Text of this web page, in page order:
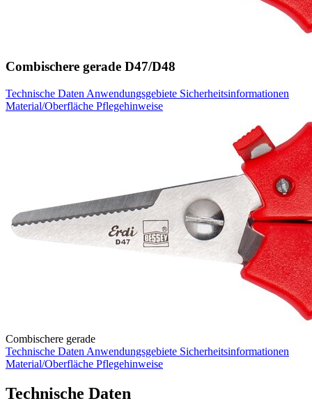
Combischere gerade D47/D48
Technische Daten Anwendungsgebiete Sicherheitsinformationen
Material/Oberfläche Pflegehinweise
Combischere gerade
Technische Daten Anwendungsgebiete Sicherheitsinformationen
Material/Oberfläche Pflegehinweise
Technische Daten